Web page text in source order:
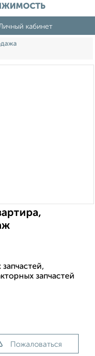
кабинет
запчастей
Пожаловаться